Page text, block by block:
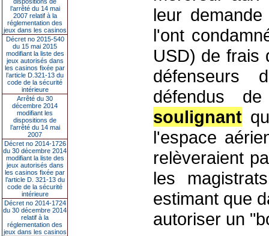
l’arrêté du 14 mai
2007 relatif à la
réglementation des
jeux dans les casinos
Décret no 2015-540
du 15 mai 2015
modifiant la liste des
jeux autorisés dans
les casinos fixée par
l’article D.321-13 du
code de la sécurité
intérieure
Arrêté du 30
décembre 2014
modifiant les
dispositions de
l’arrêté du 14 mai
2007
Décret no 2014-1726
du 30 décembre 2014
modifiant la liste des
jeux autorisés dans
les casinos fixée par
l’article D. 321-13 du
code de la sécurité
intérieure
Décret no 2014-1724
du 30 décembre 2014
relatif à la
réglementation des
jeux dans les casinos
leur
l'ont
USD) de frais
défenseurs
défendus
soulignant
l'espace
relèveraient
les
estimant que
autoriser un